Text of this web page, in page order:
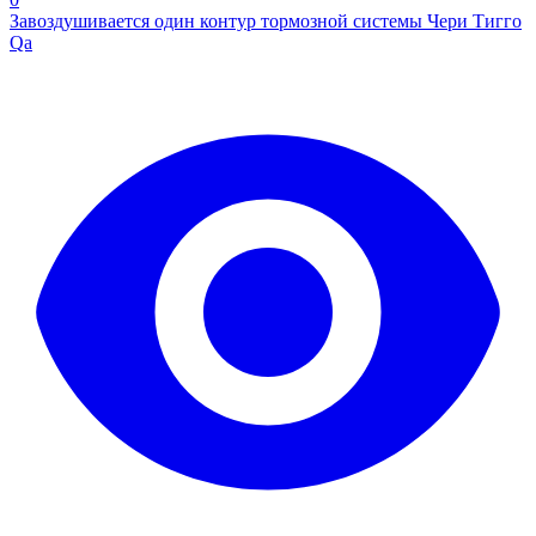
Завоздушивается один контур тормозной системы Чери Тигго
Qa